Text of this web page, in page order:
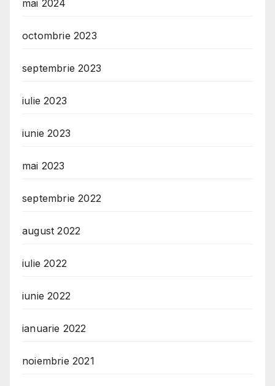
mai 2024
octombrie 2023
septembrie 2023
iulie 2023
iunie 2023
mai 2023
septembrie 2022
august 2022
iulie 2022
iunie 2022
ianuarie 2022
noiembrie 2021